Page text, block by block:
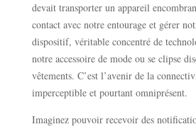
devait transporter un appareil
contact avec notre entourage et gérer
dispositif, véritable concentré de
notre accessoire de mode ou se clipse
vêtements. C’est l’avenir de la
imperceptible et pourtant omniprésent.
Imaginez pouvoir recevoir des